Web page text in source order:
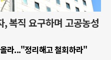
복직 요구하며 고공농성
라..."정리해고 철회하라"